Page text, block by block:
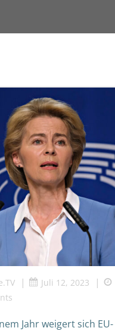
| Juli 12, 2023 |
Jahr weigert sich EU-